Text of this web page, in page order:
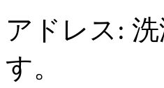
アドレス:
す。